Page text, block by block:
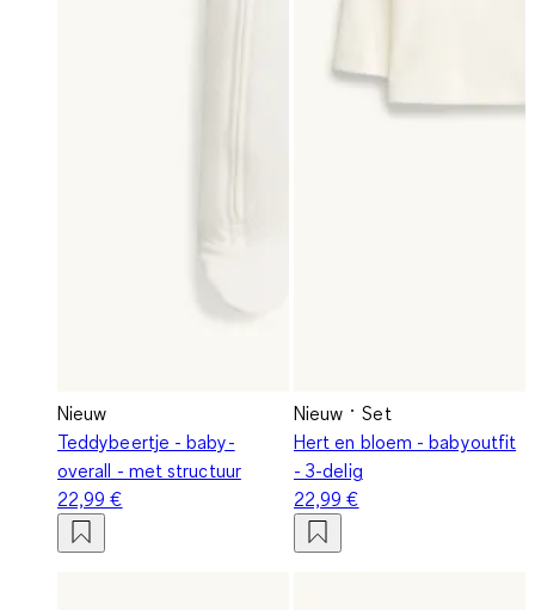
Nieuw
Teddybeertje - baby-
overall - met structuur
22,99 €
Nieuw
Set
Hert en bloem - babyoutfit
- 3-delig
22,99 €